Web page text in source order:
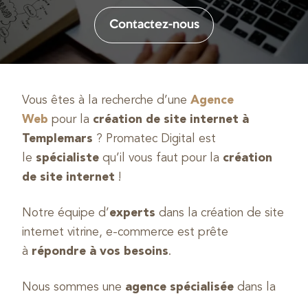
Contactez-nous
Vous êtes à la recherche d’une Agence
Web pour la création de site internet à
Templemars ? Promatec Digital est
le spécialiste qu’il vous faut pour la création
de site internet !
Notre équipe d’experts dans la création de site
internet vitrine, e-commerce est prête
à répondre à vos besoins.
Nous sommes une agence spécialisée dans la